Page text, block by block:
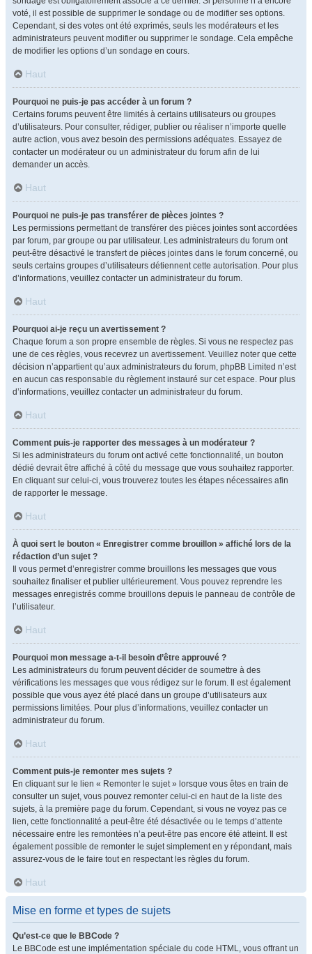
voté, il est possible de supprimer le sondage ou de modifier ses options.
Cependant, si des votes ont été exprimés, seuls les modérateurs et les
administrateurs peuvent modifier ou supprimer le sondage. Cela empêche
de modifier les options d’un sondage en cours.
Haut
Pourquoi ne puis-je pas accéder à un forum ?
Certains forums peuvent être limités à certains utilisateurs ou groupes
d’utilisateurs. Pour consulter, rédiger, publier ou réaliser n’importe quelle
autre action, vous avez besoin des permissions adéquates. Essayez de
contacter un modérateur ou un administrateur du forum afin de lui
demander un accès.
Haut
Pourquoi ne puis-je pas transférer de pièces jointes ?
Les permissions permettant de transférer des pièces jointes sont accordées
par forum, par groupe ou par utilisateur. Les administrateurs du forum ont
peut-être désactivé le transfert de pièces jointes dans le forum concerné, ou
seuls certains groupes d’utilisateurs détiennent cette autorisation. Pour plus
d’informations, veuillez contacter un administrateur du forum.
Haut
Pourquoi ai-je reçu un avertissement ?
Chaque forum a son propre ensemble de règles. Si vous ne respectez pas
une de ces règles, vous recevrez un avertissement. Veuillez noter que cette
décision n’appartient qu’aux administrateurs du forum, phpBB Limited n’est
en aucun cas responsable du règlement instauré sur cet espace. Pour plus
d’informations, veuillez contacter un administrateur du forum.
Haut
Comment puis-je rapporter des messages à un modérateur ?
Si les administrateurs du forum ont activé cette fonctionnalité, un bouton
dédié devrait être affiché à côté du message que vous souhaitez rapporter.
En cliquant sur celui-ci, vous trouverez toutes les étapes nécessaires afin
de rapporter le message.
Haut
À quoi sert le bouton « Enregistrer comme brouillon » affiché lors de la
rédaction d’un sujet ?
Il vous permet d’enregistrer comme brouillons les messages que vous
souhaitez finaliser et publier ultérieurement. Vous pouvez reprendre les
messages enregistrés comme brouillons depuis le panneau de contrôle de
l’utilisateur.
Haut
Pourquoi mon message a-t-il besoin d’être approuvé ?
Les administrateurs du forum peuvent décider de soumettre à des
vérifications les messages que vous rédigez sur le forum. Il est également
possible que vous ayez été placé dans un groupe d’utilisateurs aux
permissions limitées. Pour plus d’informations, veuillez contacter un
administrateur du forum.
Haut
Comment puis-je remonter mes sujets ?
En cliquant sur le lien « Remonter le sujet » lorsque vous êtes en train de
consulter un sujet, vous pouvez remonter celui-ci en haut de la liste des
sujets, à la première page du forum. Cependant, si vous ne voyez pas ce
lien, cette fonctionnalité a peut-être été désactivée ou le temps d’attente
nécessaire entre les remontées n’a peut-être pas encore été atteint. Il est
également possible de remonter le sujet simplement en y répondant, mais
assurez-vous de le faire tout en respectant les règles du forum.
Haut
Mise en forme et types de sujets
Qu’est-ce que le BBCode ?
Le BBCode est une implémentation spéciale du code HTML, vous offrant un